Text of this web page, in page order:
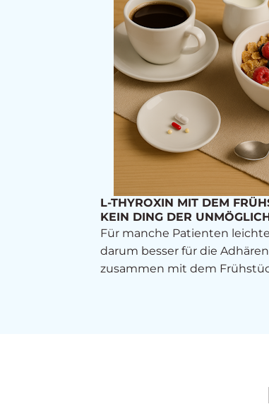
L-THYROXIN MIT DEM
KEIN DING DER
Für manche Patienten
darum besser für die
zusammen mit dem